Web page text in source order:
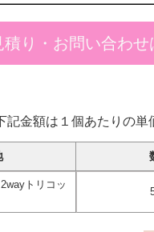
積り・お問い合わせ
金額は１個あたりの単
トリコッ